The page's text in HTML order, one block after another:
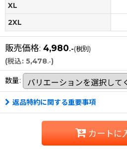
XL
2XL
販売価格: 4,980.-(税別)
(税込: 5,478.-)
数量:
返品特約に関する重要事項
カートに